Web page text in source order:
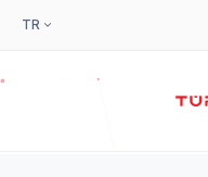
TR